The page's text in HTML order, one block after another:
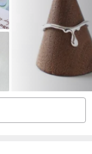
この糸をきつく締
クします。ルーラー
比較して、指のサイ